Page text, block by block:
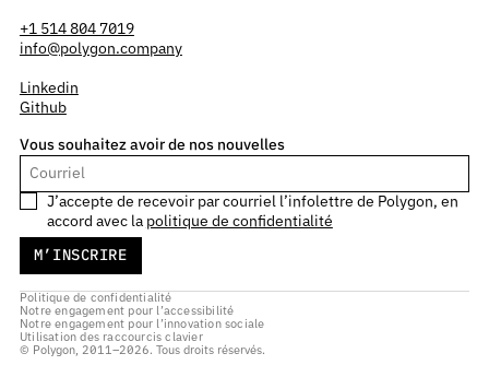
+1 514 804 7019
info@polygon.company
Linkedin
Github
Vous souhaitez avoir de nos nouvelles
J’accepte de recevoir par courriel l’infolettre de Polygon, en
accord avec la politique de confidentialité
Politique de confidentialité
Notre engagement pour l’accessibilité
Notre engagement pour l’innovation sociale
Utilisation des raccourcis clavier
© Polygon, 2011–2026. Tous droits réservés.